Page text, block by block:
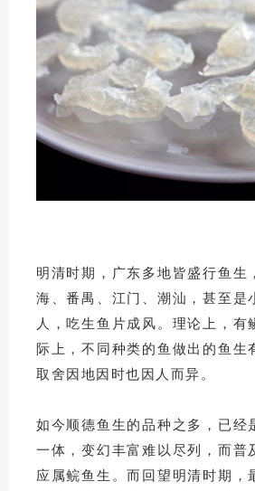
明清时期，广东多地皆盛行鱼生
海、番禺、江门、潮汕，甚至是
人，吃生鱼片成风。 理论上，有
际上，不同种类的鱼做出的鱼生
取舍因地因时也因人而异。
如今顺德鱼生的品种之多，已经
一体，变幻丰富难以尽列，而普
应属鲩鱼生。而回望明清时期，